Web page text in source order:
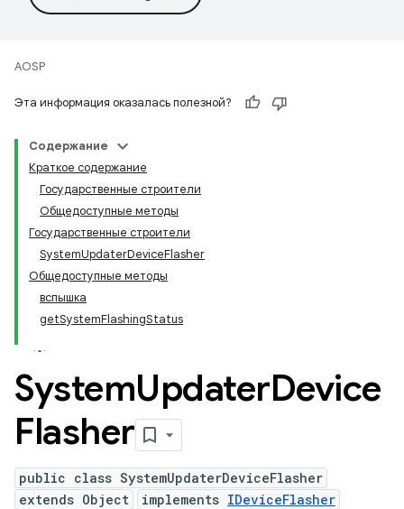
AOSP
Эта информация оказалась полезной?
Содержание
Краткое содержание
Государственные строители
Общедоступные методы
Государственные строители
SystemUpdaterDeviceFlasher
Общедоступные методы
вспышка
getSystemFlashingStatus
SystemUpdaterDevice
Flasher
public class SystemUpdaterDeviceFlasher
extends Object
implements IDeviceFlasher